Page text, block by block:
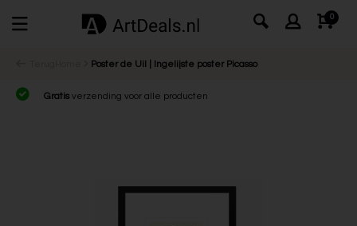
0
Poster de Uil | Ingelijste poster Picasso
Gratis verzending voor alle producten